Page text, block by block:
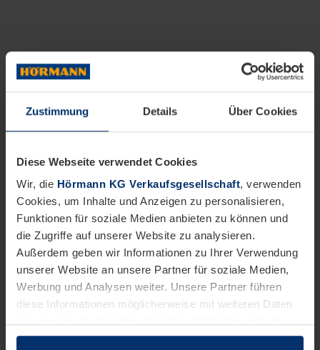
Zustimmung Details Über Cookies
Diese Webseite verwendet Cookies
Wir, die Hörmann KG Verkaufsgesellschaft, verwenden
Cookies, um Inhalte und Anzeigen zu personalisieren,
Funktionen für soziale Medien anbieten zu können und
die Zugriffe auf unserer Website zu analysieren.
Außerdem geben wir Informationen zu Ihrer Verwendung
unserer Website an unsere Partner für soziale Medien,
Werbung und Analysen weiter. Unsere Partner führen
diese Informationen möglicherweise mit weiteren Daten
sie im Rahmen Ihrer Nutzung der Dienste gesammelt